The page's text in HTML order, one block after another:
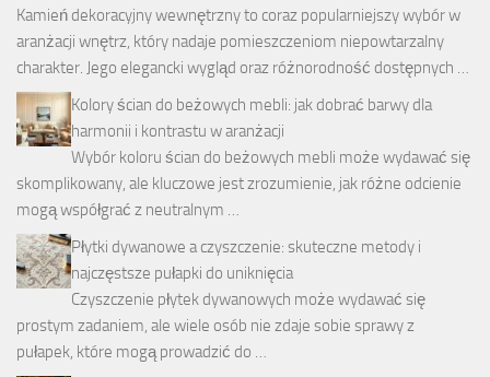
Kamień dekoracyjny wewnętrzny to coraz popularniejszy wybór w
aranżacji wnętrz, który nadaje pomieszczeniom niepowtarzalny
charakter. Jego elegancki wygląd oraz różnorodność dostępnych …
Kolory ścian do beżowych mebli: jak dobrać barwy dla
harmonii i kontrastu w aranżacji
Wybór koloru ścian do beżowych mebli może wydawać się
skomplikowany, ale kluczowe jest zrozumienie, jak różne odcienie
mogą współgrać z neutralnym …
Płytki dywanowe a czyszczenie: skuteczne metody i
najczęstsze pułapki do uniknięcia
Czyszczenie płytek dywanowych może wydawać się
prostym zadaniem, ale wiele osób nie zdaje sobie sprawy z
pułapek, które mogą prowadzić do …